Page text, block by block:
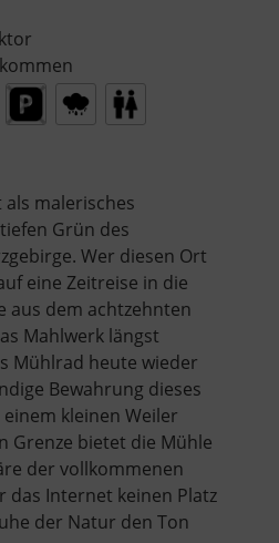
malerisches
Grün des
Wer diesen Ort
eine Zeitreise in die
aus dem achtzehnten
Mahlwerk längst
Mühlrad heute wieder
Bewahrung dieses
kleinen Weiler
Grenze bietet die Mühle
der vollkommenen
das Internet keinen Platz
der Natur den Ton